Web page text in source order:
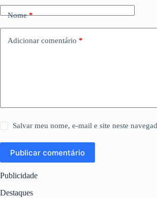
Nome*
Adicionar comentário *
Salvar meu nome, e-mail e site neste
Publicar comentário
Publicidade
Destaques